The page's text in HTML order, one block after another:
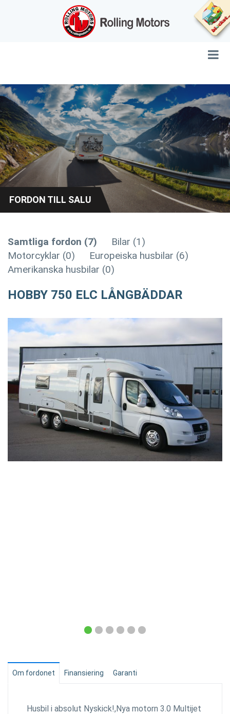
FORDON TILL SALU
Samtliga fordon (7)
Bilar (1)
Motorcyklar (0)
Europeiska husbilar (6)
Amerikanska husbilar (0)
HOBBY 750 ELC LÅNGBÄDDAR
Om fordonet Finansiering Garanti
Husbil i absolut Nyskick!,Nya motorn 3.0 Multijet